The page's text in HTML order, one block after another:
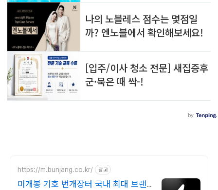
https://m.bunjang.co.kr/ 광고
미개봉 기호 번개장터 국내 최대 브랜